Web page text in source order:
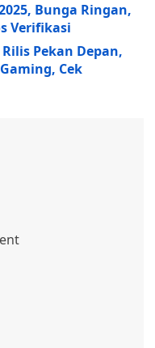
Bunga Ringan,
Verifikasi
Pekan Depan,
Cek